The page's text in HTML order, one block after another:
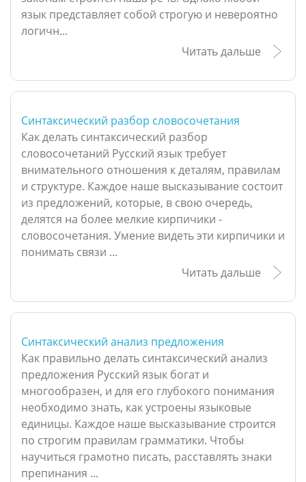
язык представляет собой строгую и невероятно
логичн...
Читать дальше
Синтаксический разбор словосочетания
Как делать синтаксический разбор
словосочетаний Русский язык требует
внимательного отношения к деталям, правилам
и структуре. Каждое наше высказывание состоит
из предложений, которые, в свою очередь,
делятся на более мелкие кирпичики -
словосочетания. Умение видеть эти кирпичики и
понимать связи ...
Читать дальше
Синтаксический анализ предложения
Как правильно делать синтаксический анализ
предложения Русский язык богат и
многообразен, и для его глубокого понимания
необходимо знать, как устроены языковые
единицы. Каждое наше высказывание строится
по строгим правилам грамматики. Чтобы
научиться грамотно писать, расставлять знаки
препинания ...